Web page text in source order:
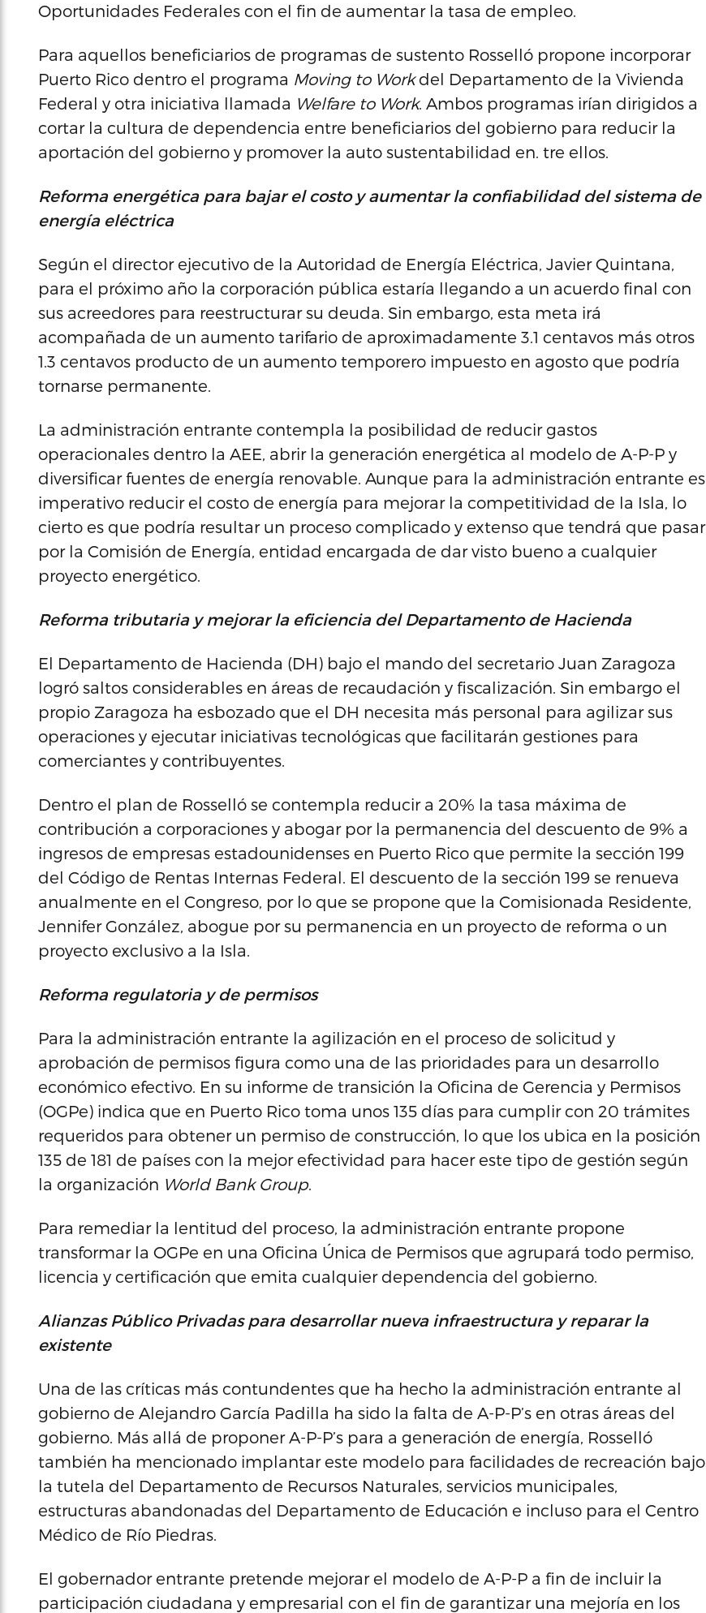
Oportunidades Federales con el fin de aumentar la tasa de empleo.
Para aquellos beneficiarios de programas de sustento Rosselló propone incorporar
Puerto Rico dentro el programa Moving to Workdel Departamento de la Vivienda
Federal y otra iniciativa llamada Welfare to Work. Ambos programas irían dirigidos a
cortar la cultura de dependencia entre beneficiarios del gobierno para reducir la
aportación del gobierno y promover la auto sustentabilidad en. tre ellos.
Reforma energética para bajar el costo y aumentar la confiabilidad del sistema de
energía eléctrica
Según el director ejecutivo de la Autoridad de Energía Eléctrica, Javier Quintana,
para el próximo año la corporación pública estaría llegando a un acuerdo final con
sus acreedores para reestructurar su deuda. Sin embargo, esta meta irá
acompañada de un aumento tarifario de aproximadamente 3.1 centavos más otros
1.3 centavos producto de un aumento temporero impuesto en agosto que podría
tornarse permanente.
La administración entrante contempla la posibilidad de reducir gastos
operacionales dentro la AEE, abrir la generación energética al modelo de A-P-P y
diversificar fuentes de energía renovable. Aunque para la administración entrante es
imperativo reducir el costo de energía para mejorar la competitividad de la Isla, lo
cierto es que podría resultar un proceso complicado y extenso que tendrá que pasar
por la Comisión de Energía, entidad encargada de dar visto bueno a cualquier
proyecto energético.
Reforma tributaria y mejorar la eficiencia del Departamento de Hacienda
El Departamento de Hacienda (DH) bajo el mando del secretario Juan Zaragoza
logró saltos considerables en áreas de recaudación y fiscalización. Sin embargo el
propio Zaragoza ha esbozado que el DH necesita más personal para agilizar sus
operaciones y ejecutar iniciativas tecnológicas que facilitarán gestiones para
comerciantes y contribuyentes.
Dentro el plan de Rosselló se contempla reducir a 20% la tasa máxima de
contribución a corporaciones y abogar por la permanencia del descuento de 9% a
ingresos de empresas estadounidenses en Puerto Rico que permite la sección 199
del Código de Rentas Internas Federal. El descuento de la sección 199 se renueva
anualmente en el Congreso, por lo que se propone que la Comisionada Residente,
Jennifer González, abogue por su permanencia en un proyecto de reforma o un
proyecto exclusivo a la Isla.
Reforma regulatoria y de permisos
Para la administración entrante la agilización en el proceso de solicitud y
aprobación de permisos figura como una de las prioridades para un desarrollo
económico efectivo. En su informe de transición la Oficina de Gerencia y Permisos
(OGPe) indica que en Puerto Rico toma unos 135 días para cumplir con 20 trámites
requeridos para obtener un permiso de construcción, lo que los ubica en la posición
135 de 181 de países con la mejor efectividad para hacer este tipo de gestión según
la organización World Bank Group.
Para remediar la lentitud del proceso, la administración entrante propone
transformar la OGPe en una Oficina Única de Permisos que agrupará todo permiso,
licencia y certificación que emita cualquier dependencia del gobierno.
Alianzas Público Privadas para desarrollar nueva infraestructura y reparar la
existente
Una de las críticas más contundentes que ha hecho la administración entrante al
gobierno de Alejandro García Padilla ha sido la falta de A-P-P’s en otras áreas del
gobierno. Más allá de proponer A-P-P’s para a generación de energía, Rosselló
también ha mencionado implantar este modelo para facilidades de recreación bajo
la tutela del Departamento de Recursos Naturales, servicios municipales,
estructuras abandonadas del Departamento de Educación e incluso para el Centro
Médico de Río Piedras.
El gobernador entrante pretende mejorar el modelo de A-P-P a fin de incluir la
participación ciudadana y empresarial con el fin de garantizar una mejoría en los